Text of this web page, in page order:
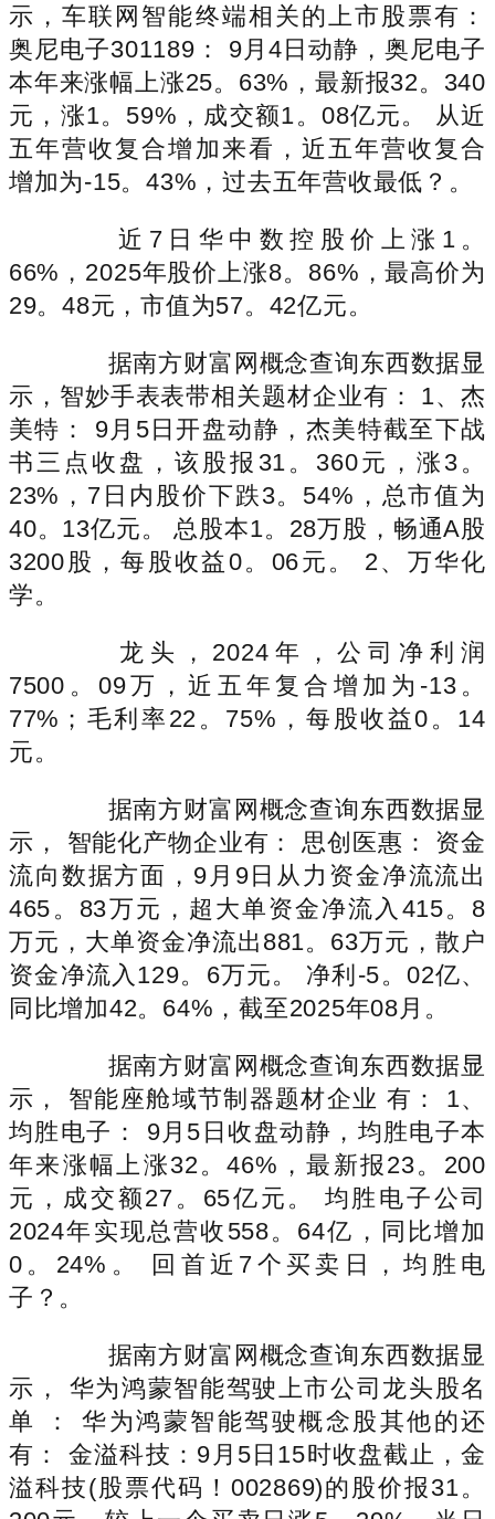
示，车联网智能终端相关的上市股票有：
奥尼电子301189： 9月4日动静，奥尼电子
本年来涨幅上涨25。63%，最新报32。340
元，涨1。59%，成交额1。08亿元。 从近
五年营收复合增加来看，近五年营收复合
增加为-15。43%，过去五年营收最低？。
近7日华中数控股价上涨1。
66%，2025年股价上涨8。86%，最高价为
29。48元，市值为57。42亿元。
据南方财富网概念查询东西数据显
示，智妙手表表带相关题材企业有： 1、杰
美特： 9月5日开盘动静，杰美特截至下战
书三点收盘，该股报31。360元，涨3。
23%，7日内股价下跌3。54%，总市值为
40。13亿元。 总股本1。28万股，畅通A股
3200股，每股收益0。06元。 2、万华化
学。
龙头，2024年，公司净利润
7500。09万，近五年复合增加为-13。
77%；毛利率22。75%，每股收益0。14
元。
据南方财富网概念查询东西数据显
示， 智能化产物企业有： 思创医惠： 资金
流向数据方面，9月9日从力资金净流流出
465。83万元，超大单资金净流入415。8
万元，大单资金净流出881。63万元，散户
资金净流入129。6万元。 净利-5。02亿、
同比增加42。64%，截至2025年08月。
据南方财富网概念查询东西数据显
示， 智能座舱域节制器题材企业 有： 1、
均胜电子： 9月5日收盘动静，均胜电子本
年来涨幅上涨32。46%，最新报23。200
元，成交额27。65亿元。 均胜电子公司
2024年实现总营收558。64亿，同比增加
0。24%。 回首近7个买卖日，均胜电
子？。
据南方财富网概念查询东西数据显
示， 华为鸿蒙智能驾驶上市公司龙头股名
单 ： 华为鸿蒙智能驾驶概念股其他的还
有： 金溢科技：9月5日15时收盘截止，金
溢科技(股票代码！002869)的股价报31。